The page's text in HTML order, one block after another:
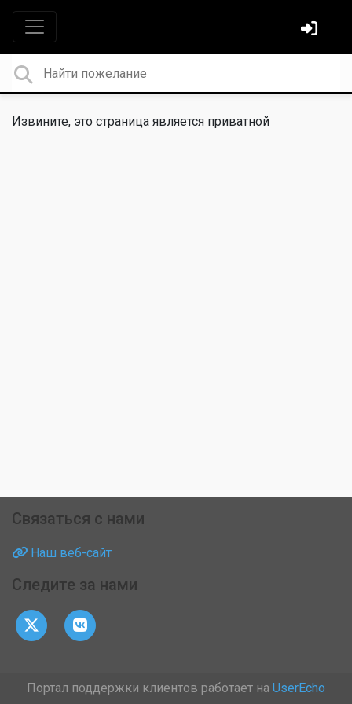
Извините, это страница является приватной
Связаться с нами
Наш веб-сайт
Следите за нами
Портал поддержки клиентов работает на UserEcho